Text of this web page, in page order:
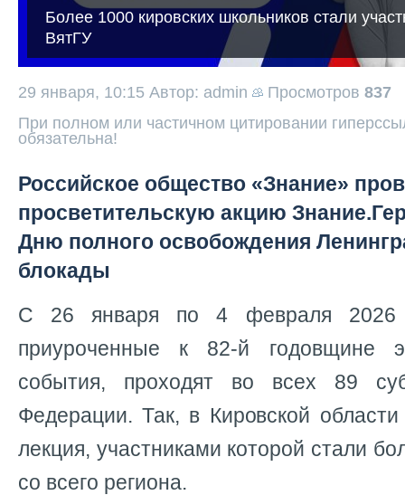
Более 1000 кировских школьников стали
ВятГУ
29 января, 10:15 Автор: admin Просмотров 837
При полном или частичном цитировании
обязательна!
Российское общество «Знание»
просветительскую акцию
Дню полного освобождения
блокады
С 26 января по 4 февраля 2026
приуроченные к 82-й годовщине
события, проходят во всех 89
Федерации. Так, в Кировской
лекция, участниками которой стали
со всего региона.